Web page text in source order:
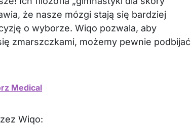
że nasze mózgi stają się bardziej
o wyborze. Wiqo pozwala, aby
zmarszczkami, możemy pewnie podbijać
Medical
Wiqo: